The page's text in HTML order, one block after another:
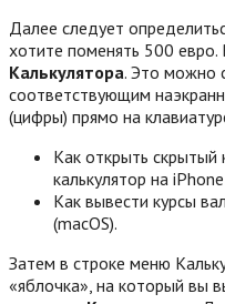
Далее следует
хотите поменять 500
Калькулятора. Это можно
соответствующим
(цифры) прямо на
Как открыть скрытый
калькулятор на
Как вывести курсы
(macOS).
Затем в строке меню
«яблочка», на который вы